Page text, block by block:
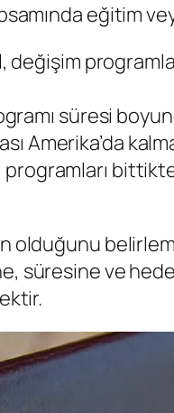
eğitim
değişim
süresi
Amerika’da
programları
olduğunu
süresine ve